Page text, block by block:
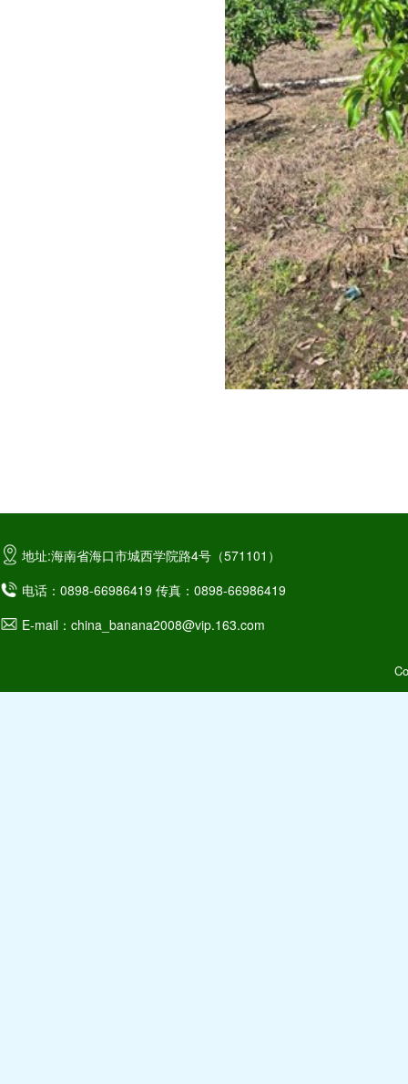
地址:海南省海口市城西学院路4号（571101）
电话：0898-66986419 传真：0898-66986419
E-mail：china_banana2008@vip.163.com